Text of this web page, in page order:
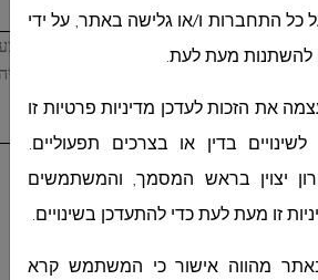
לא לקבל את ההצעה הזולה ביותר ו/או כל
המכרז בכללותו או כל חלק ממנו. ולא
מכך.
בימי חג נא להתקשר :
המועצה – פלפון - 054-2270156
כל התחברות ו/או גלישה באתר, על ידי
להשתנות מעת לעת.
את הזכות לעדכן מדיניות פרטיות זו
בדין או בצרכים תפעוליים.
יצוין בראש המסמך, והמשתמשים
זו מעת לעת כדי להתעדכן בשינויים.
מהווה אישור כי המשתמש קרא